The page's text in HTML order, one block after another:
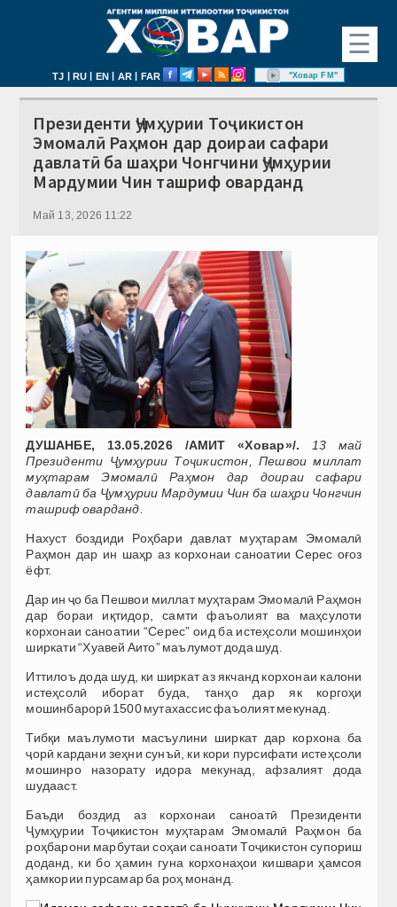
☰
TJ | RU | EN | AR | FAR "Ховар FM"
Президенти Ҷумҳурии Тоҷикистон
Эмомалӣ Раҳмон дар доираи сафари
давлатӣ ба шаҳри Чонгчини Ҷумҳурии
Мардумии Чин ташриф оварданд
Май 13, 2026 11:22
ДУШАНБЕ, 13.05.2026 /АМИТ «Ховар»/.
13 май
Президенти Ҷумҳурии Тоҷикистон, Пешвои миллат
муҳтарам Эмомалӣ Раҳмон дар доираи сафари
давлатӣ ба Ҷумҳурии Мардумии Чин ба шаҳри Чонгчин
ташриф оварданд.
Нахуст боздиди Роҳбари давлат муҳтарам Эмомалӣ
Раҳмон дар ин шаҳр аз корхонаи саноатии Серес оғоз
ёфт.
Дар ин ҷо ба Пешвои миллат муҳтарам Эмомалӣ Раҳмон
дар бораи иқтидор, самти фаъолият ва маҳсулоти
корхонаи саноатии “Серес” оид ба истеҳсоли мошинҳои
ширкати “Хуавей Аито” маълумот дода шуд.
Иттилоъ дода шуд, ки ширкат аз якчанд корхонаи калони
истеҳсолӣ иборат буда, танҳо дар як коргоҳи
мошинбарорӣ 1500 мутахассис фаъолият мекунад.
Тибқи маълумоти масъулини ширкат дар корхона ба
ҷорӣ кардани зеҳни сунъӣ, ки кори пурсифати истеҳсоли
мошинро назорату идора мекунад, афзалият дода
шудааст.
Баъди боздид аз корхонаи саноатӣ Президенти
Ҷумҳурии Тоҷикистон муҳтарам Эмомалӣ Раҳмон ба
роҳбарони марбутаи соҳаи саноати Тоҷикистон супориш
доданд, ки бо ҳамин гуна корхонаҳои кишвари ҳамсоя
ҳамкории пурсамар ба роҳ монанд.